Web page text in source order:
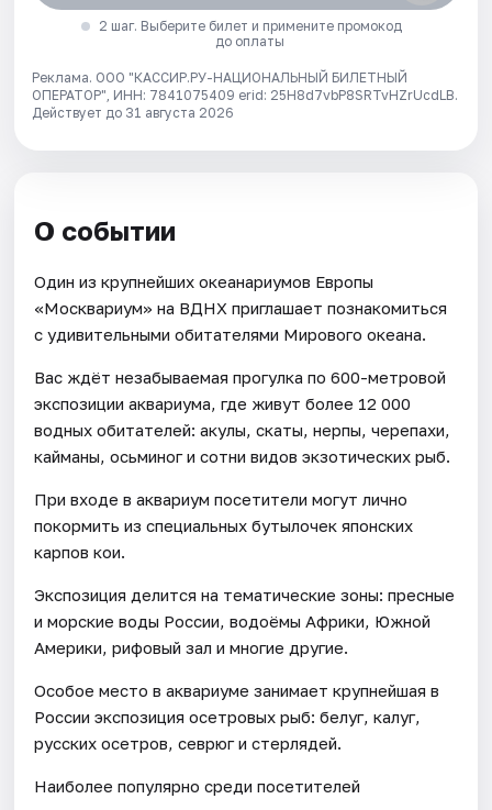
2 шаг. Выберите билет и примените промокод
до оплаты
Реклама. ООО "КАССИР.РУ-НАЦИОНАЛЬНЫЙ БИЛЕТНЫЙ
ОПЕРАТОР", ИНН: 7841075409 erid: 25H8d7vbP8SRTvHZrUcdLB.
Действует до 31 августа 2026
О событии
Один из крупнейших океанариумов Европы
«Москвариум» на ВДНХ приглашает познакомиться
с удивительными обитателями Мирового океана.
Вас ждёт незабываемая прогулка по 600-метровой
экспозиции аквариума, где живут более 12 000
водных обитателей: акулы, скаты, нерпы, черепахи,
кайманы, осьминог и сотни видов экзотических рыб.
При входе в аквариум посетители могут лично
покормить из специальных бутылочек японских
карпов кои.
Экспозиция делится на тематические зоны: пресные
и морские воды России, водоёмы Африки, Южной
Америки, рифовый зал и многие другие.
Особое место в аквариуме занимает крупнейшая в
России экспозиция осетровых рыб: белуг, калуг,
русских осетров, севрюг и стерлядей.
Наиболее популярно среди посетителей